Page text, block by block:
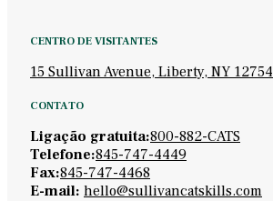
CENTRO DE VISITANTES
15 Sullivan Avenue, Liberty, NY 12754
CONTATO
Ligação gratuita:800-882-CATS
Telefone:845-747-4449
Fax:845-747-4468
E-mail: hello@sullivancatskills.com